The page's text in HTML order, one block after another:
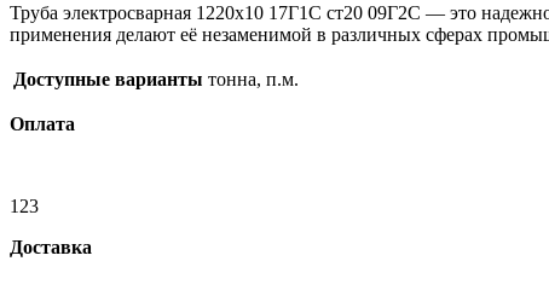
Труба электросварная 1220х10 17Г1С ст20 09Г2С — это
применения делают её незаменимой в различных сферах
Доступные варианты тонна, п.м.
Оплата
123
Доставка